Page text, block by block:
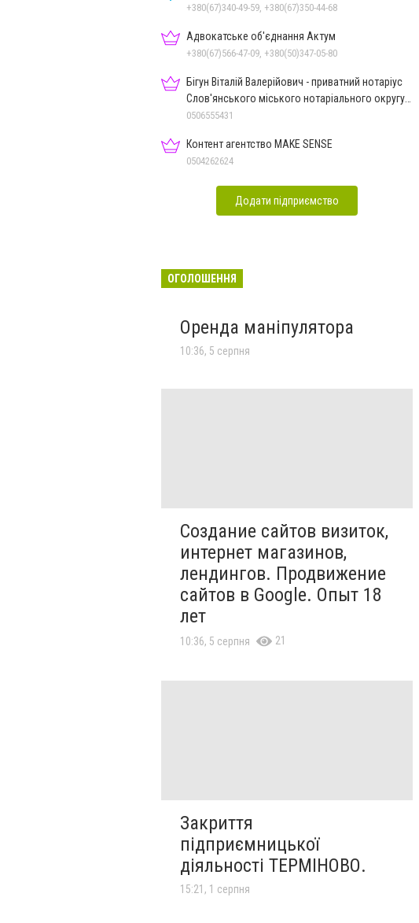
+380(67)340-49-59, +380(67)350-44-68
Адвокатське об'єднання Актум
+380(67)566-47-09, +380(50)347-05-80
Бігун Віталій Валерійович - приватний нотаріус
Слов'янського міського нотаріального округу
Дон.обл.
0506555431
Контент агентство MAKE SENSE
0504262624
Додати підприємство
ОГОЛОШЕННЯ
Оренда маніпулятора
10:36, 5 серпня
Создание сайтов визиток,
интернет магазинов,
лендингов. Продвижение
сайтов в Google. Опыт 18
лет
10:36, 5 серпня 21
Закриття
підприємницької
діяльності ТЕРМІНОВО.
15:21, 1 серпня